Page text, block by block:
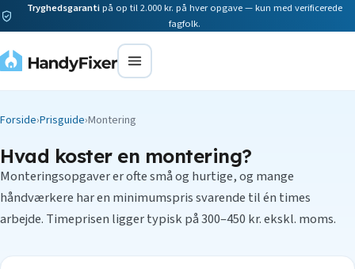
Tryghedsgarantipå op til 2.000 kr. på hver opgave — kun med verificerede
fagfolk.
Forside›Prisguide›Montering
Hvad koster en montering?
Monteringsopgaver er ofte små og hurtige, og mange
håndværkere har en minimumspris svarende til én times
arbejde. Timeprisen ligger typisk på 300–450 kr. ekskl. moms.